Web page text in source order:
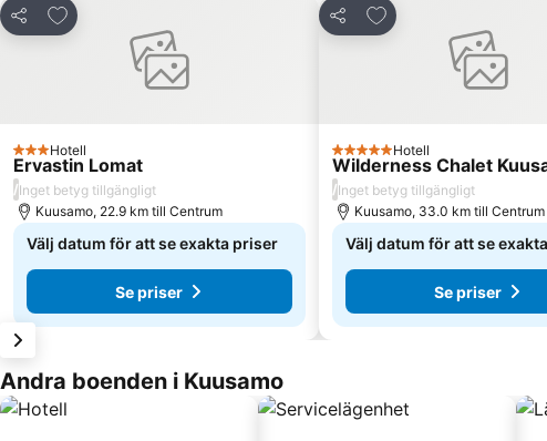
Dela
Lägg till i Mina Favoriter
3 Stjärnor
Hotell
Ervastin Lomat
/Inget betyg tillgängligt
Kuusamo, 22.9 km till Centrum
Välj datum för att se exakta priser
Se priser
Dela
Lägg till i Mina
5 StjärnorHotell
Wilderness Chalet
/Inget betyg tillgängligt
Kuusamo, 33.0 km till Centrum
Välj datum för att se
Se priser
Andra boenden i Kuusamo